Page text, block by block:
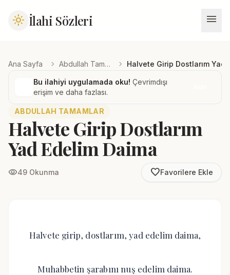
light_mode İlahi Sözleri menu
Ana Sayfa chevron_right Abdullah Tamamlar chevron_right Halvete Girip Dostlarım Yad
Bu ilahiyi uygulamada oku! Çevrimdışı
erişim ve daha fazlası.
ABDULLAH TAMAMLAR
Halvete Girip Dostlarım
Yad Edelim Daima
visibility49 Okunma favorite_borderFavorilere Ekle
Halvete girip, dostlarım, yad edelim daima,
Muhabbetin şarabını nuş edelim daima.